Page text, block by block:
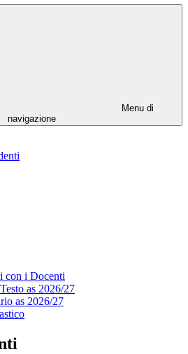
Menu di
navigazione
con i Docenti
as 2026/27
as 2026/27